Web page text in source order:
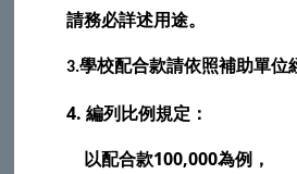
請務必詳述用途。
3.學校配合款請依照補助單位
4. 編列比例規定：
以配合款100,000為例，